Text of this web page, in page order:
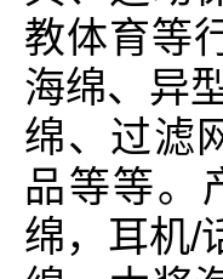
教体育等
海绵、异
绵、过滤
品等等。
绵，耳机/